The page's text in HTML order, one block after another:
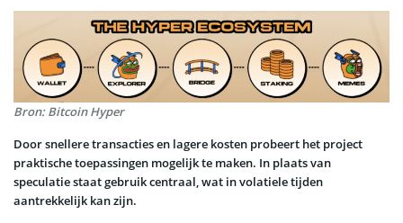
Bron: Bitcoin Hyper
Door snellere transacties en lagere kosten probeert het project
praktische toepassingen mogelijk te maken. In plaats van
speculatie staat gebruik centraal, wat in volatiele tijden
aantrekkelijk kan zijn.